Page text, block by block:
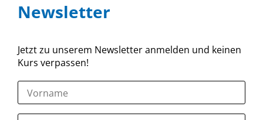
Newsletter
Jetzt zu unserem Newsletter anmelden und keinen
Kurs verpassen!